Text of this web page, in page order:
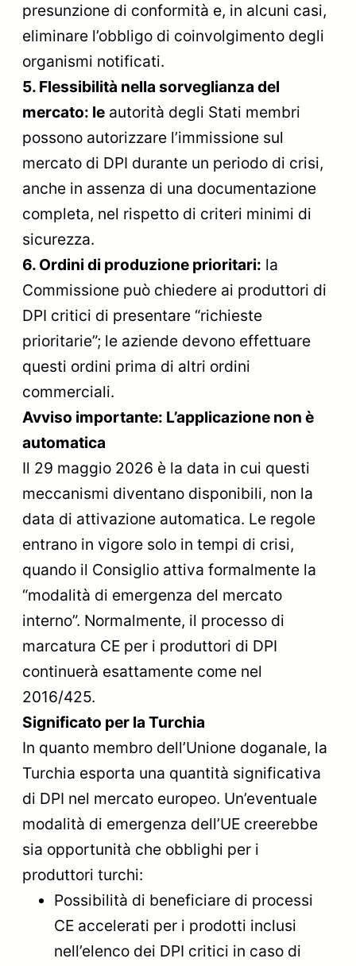
presunzione di conformità e, in alcuni casi,
eliminare l’obbligo di coinvolgimento degli
organismi notificati.
5. Flessibilità nella sorveglianza del
mercato: le autorità degli Stati membri
possono autorizzare l’immissione sul
mercato di DPI durante un periodo di crisi,
anche in assenza di una documentazione
completa, nel rispetto di criteri minimi di
sicurezza.
6. Ordini di produzione prioritari: la
Commissione può chiedere ai produttori di
DPI critici di presentare “richieste
prioritarie”; le aziende devono effettuare
questi ordini prima di altri ordini
commerciali.
Avviso importante: L’applicazione non è
automatica
Il 29 maggio 2026 è la data in cui questi
meccanismi diventano disponibili, non la
data di attivazione automatica. Le regole
entrano in vigore solo in tempi di crisi,
quando il Consiglio attiva formalmente la
“modalità di emergenza del mercato
interno”. Normalmente, il processo di
marcatura CE per i produttori di DPI
continuerà esattamente come nel
2016/425.
Significato per la Turchia
In quanto membro dell’Unione doganale, la
Turchia esporta una quantità significativa
di DPI nel mercato europeo. Un’eventuale
modalità di emergenza dell’UE creerebbe
sia opportunità che obblighi per i
produttori turchi:
Possibilità di beneficiare di processi
CE accelerati per i prodotti inclusi
nell’elenco dei DPI critici in caso di